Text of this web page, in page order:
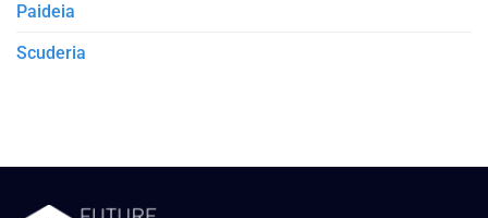
Paideia
Scuderia